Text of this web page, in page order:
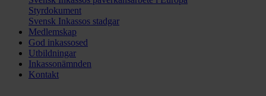
Styrdokument
Svensk Inkassos stadgar
Medlemskap
God inkassosed
Utbildningar
Inkassonämnden
Kontakt